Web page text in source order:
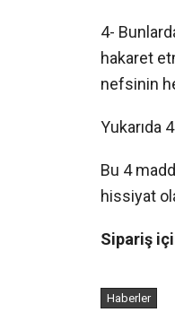
​4-
hakaret
nefsinin
​Yukarıda
​Bu 4
hissiyat
Sipariş
Haberler